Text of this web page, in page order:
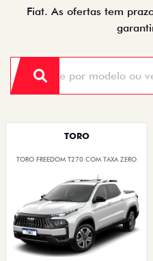
Fiat. As ofertas tem
TORO
TORO FREEDOM T270 COM TAXA ZERO